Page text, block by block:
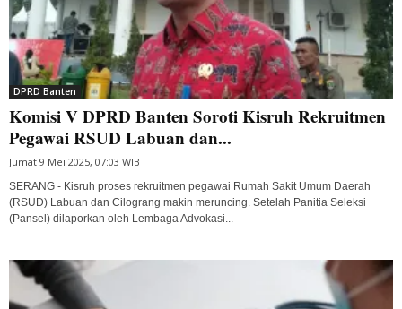
DPRD Banten
Komisi V DPRD Banten Soroti Kisruh Rekruitmen
Pegawai RSUD Labuan dan...
Jumat 9 Mei 2025, 07:03 WIB
SERANG - Kisruh proses rekruitmen pegawai Rumah Sakit Umum Daerah
(RSUD) Labuan dan Cilograng makin meruncing. Setelah Panitia Seleksi
(Pansel) dilaporkan oleh Lembaga Advokasi...